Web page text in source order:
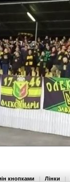
кнопками | Лінки |